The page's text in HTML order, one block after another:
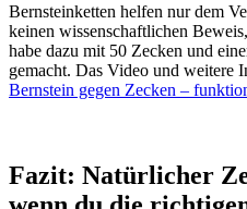
Bernsteinketten helfen nur dem
keinen wissenschaftlichen
habe dazu mit 50 Zecken und
gemacht. Das Video und weitere
Bernstein gegen Zecken –
Fazit: Natürlicher